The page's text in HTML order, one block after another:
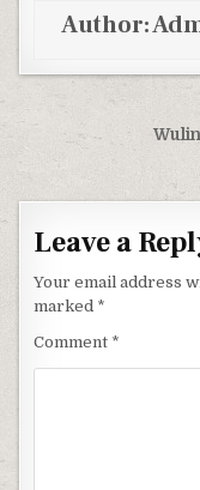
Author:
Post
Leave a
Your email address
marked *
Comment *